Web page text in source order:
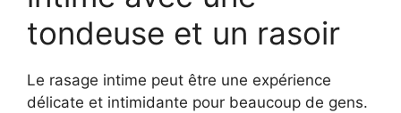
tondeuse et un rasoir
Le rasage intime peut être une expérience
délicate et intimidante pour beaucoup de gens.